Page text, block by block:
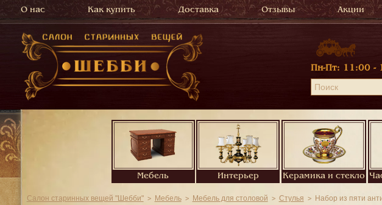
О нас Как купить Доставка Отзывы Акции
Пн-Пт: 11:00 -
Мебель Интерьер Керамика и стекло
Салон старинных вещей "Шебби" Мебель Мебель для столовой Стулья Набор из пяти